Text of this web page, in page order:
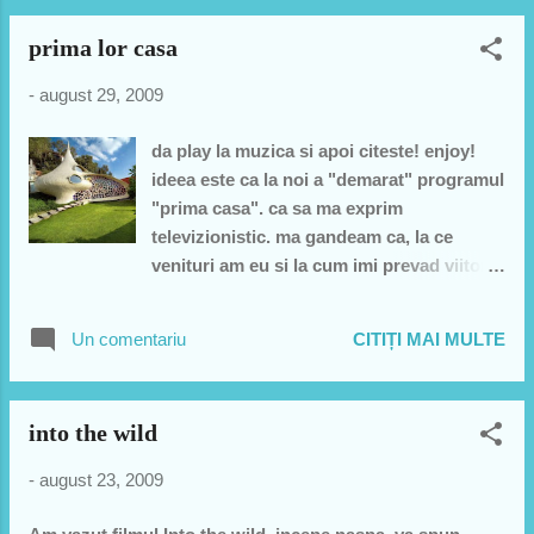
dimineata de la marian (de pe vremea
asa arata primul laptop... primul calculator
prima lor casa
- august 29, 2009
da play la muzica si apoi citeste! enjoy!
ideea este ca la noi a "demarat" programul
"prima casa". ca sa ma exprim
televizionistic. ma gandeam ca, la ce
venituri am eu si la cum imi prevad viitorul
prima casa o sa fie la cimitir. acum am
primit pe mail cam cum arata la altii
arhitect a facut casa cochilie. pare foarte
Un comentariu CITIȚI MAI MULTE
into the wild
- august 23, 2009